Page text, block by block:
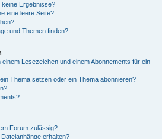
Ergebnisse?
eine leere Seite?
und Themen finden?
Lesezeichen und einem Abonnements für ein
Thema setzen oder ein Thema abonnieren?
Forum zulässig?
erhalten?